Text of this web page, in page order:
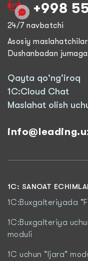
+998
24/7 navbatchi
Asosiy
Dushanbadan
Qayta qo'ng'iroq
1C:Cloud Chat
Maslahat olish
1C: SANOAT
1C:Buxgalteriyada
1C:Buxgalteriya
moduli
1C uchun "Ijara"